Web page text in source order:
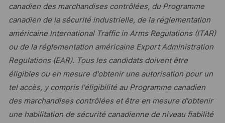
canadien des marchandises contrôlées, du Programme
canadien de la sécurité industrielle, de la réglementation
américaine lnternational Traffic in Arms Regulations (ITAR)
ou de la réglementation américaine Export Administration
Regulations (EAR). Tous les candidats doivent être
éligibles ou en mesure d'obtenir une autorisation pour un
tel accès, y compris l'éligibilité au Programme canadien
des marchandises contrôlées et être en mesure d'obtenir
une habilitation de sécurité canadienne de niveau fiabilité